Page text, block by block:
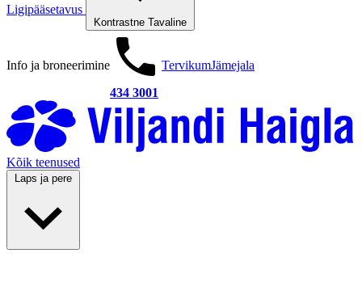
Ligipääsetavus
Kontrastne Tavaline
Info ja broneerimine
434 3001
TervikumJämejala
Kõik teenused
Laps ja pere